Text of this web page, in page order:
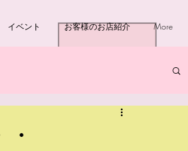
イベント お客様のお店紹介 More